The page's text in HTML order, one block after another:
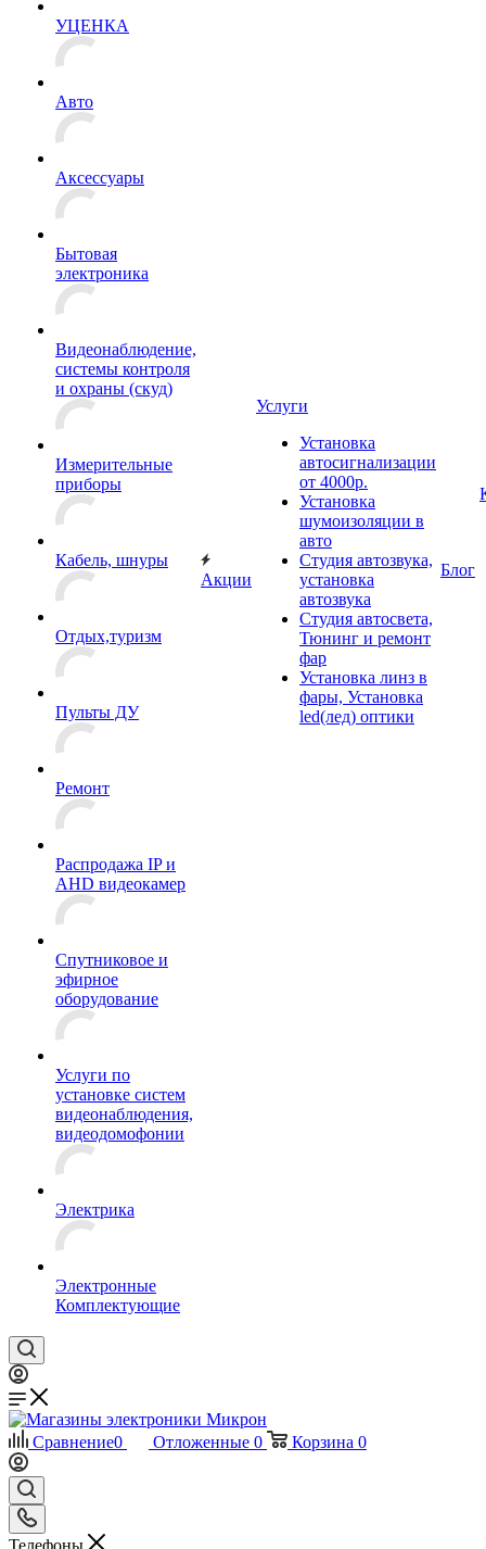
УЦЕНКА
Авто
Аксессуары
Бытовая
электроника
Видеонаблюдение,
системы контроля
и охраны (скуд)
Измерительные
приборы
Кабель, шнуры
Отдых,туризм
Пульты ДУ
Ремонт
Распродажа IP и
AHD видеокамер
Спутниковое и
эфирное
оборудование
Услуги по
установке систем
видеонаблюдения,
видеодомофонии
Электрика
Электронные
Комплектующие
Акции
Услуги
Установка
автосигнализации
от 4000р.
Установка
шумоизоляции в
авто
Студия автозвука,
установка
автозвука
Студия автосвета,
Тюнинг и ремонт
фар
Установка линз в
фары, Установка
led(лед) оптики
Блог
Сравнение0 Отложенные 0 Корзина 0
Телефоны